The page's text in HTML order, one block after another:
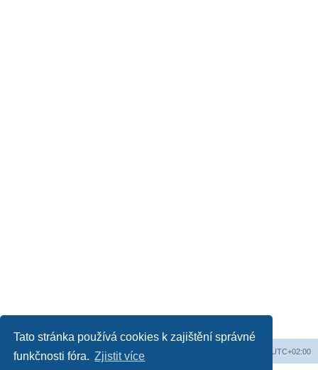
Tato stránka používá cookies k zajištění správné
funkčnosti fóra. Zjistit více
Web Obsah fóra UTC+02:00